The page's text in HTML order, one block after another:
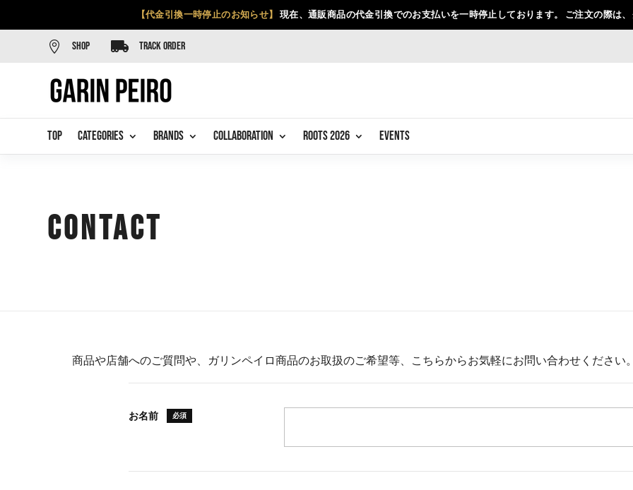
【代金引換一時停止のお知らせ】 現在、通販商品の代金引換でのお支払いを一時停止しております。 ご注文の際は
 SHOP  TRACK ORDER
TOP CATEGORIES BRANDS COLLABORATION ROOTS 2026 EVENTS
Contact
商品や店舗へのご質問や、ガリンペイロ商品のお取扱のご希望等、こちらからお気軽にお問い合わせください
お名前 必須